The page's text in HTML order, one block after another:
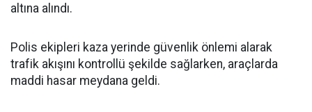
altına alındı.
Polis ekipleri kaza yerinde güvenlik önlemi alarak
trafik akışını kontrollü şekilde sağlarken, araçlarda
maddi hasar meydana geldi.